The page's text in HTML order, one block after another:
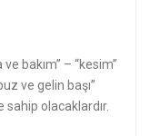
bakım” – “kesim”
ve gelin başı”
sahip olacaklardır.